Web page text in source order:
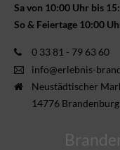
Sa von 10:00 Uhr bis
So & Feiertage 10:00
0 33 81 - 79 63 60
info@erlebnis-
Neustädtischer
14776